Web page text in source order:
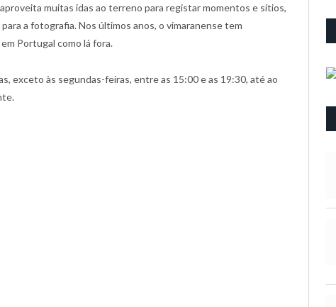
aproveita muitas idas ao terreno para registar momentos e sítios,
a fotografia. Nos últimos anos, o vimaranense tem
Portugal como lá fora.
exceto às segundas-feiras, entre as 15:00 e as 19:30, até ao